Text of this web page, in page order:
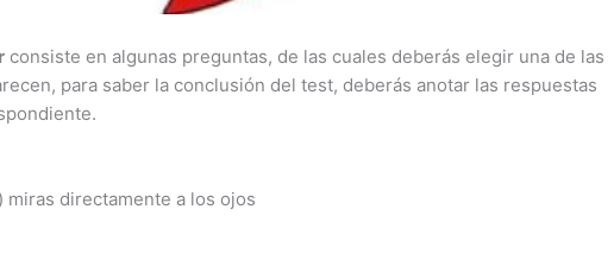
consiste en algunas preguntas, de las cuales deberás elegir una de las
para saber la conclusión del test, deberás anotar las respuestas
miras directamente a los ojos